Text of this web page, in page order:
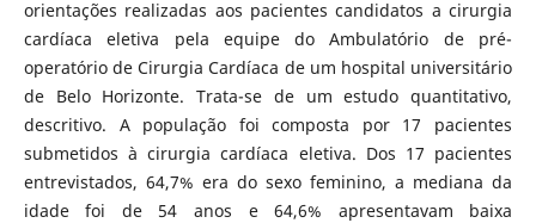
orientações realizadas aos pacientes candidatos a cirurgia
cardíaca eletiva pela equipe do Ambulatório de pré-
operatório de Cirurgia Cardíaca de um hospital universitário
de Belo Horizonte. Trata-se de um estudo quantitativo,
descritivo. A população foi composta por 17 pacientes
submetidos à cirurgia cardíaca eletiva. Dos 17 pacientes
entrevistados, 64,7% era do sexo feminino, a mediana da
idade foi de 54 anos e 64,6% apresentavam baixa